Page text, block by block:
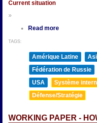
Current situation
»
Read more
TAGS:
Amérique Latine
Fédération de Russie
USA
Système
Défense/Stratégie
WORKING PAPER -